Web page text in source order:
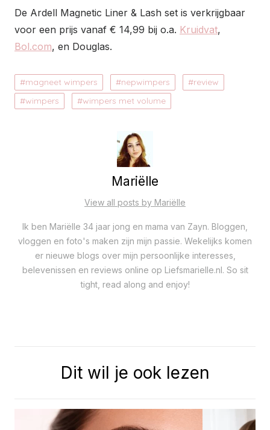
De Ardell Magnetic Liner & Lash set is verkrijgbaar
voor een prijs vanaf € 14,99 bij o.a. Kruidvat,
Bol.com, en Douglas.
magneet wimpers nepwimpers
review
wimpers
wimpers met volume
Mariëlle
View all posts by Mariëlle
Ik ben Mariëlle 34 jaar jong en mama van Zayn. Bloggen,
vloggen en foto's maken zijn mijn passie. Wekelijks komen
er nieuwe blogs over mijn persoonlijke interesses,
belevenissen en reviews online op Liefsmarielle.nl. So sit
tight, read along and enjoy!
Dit wil je ook lezen